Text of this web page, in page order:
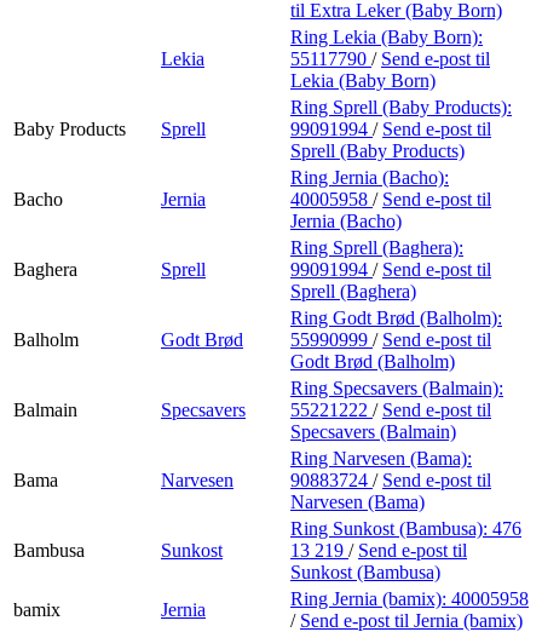
til Extra Leker (Baby Born)
Lekia
Ring Lekia (Baby Born):
55117790 / Send e-post til
Lekia (Baby Born)
Baby Products Sprell
Ring Sprell (Baby Products):
99091994 / Send e-post til
Sprell (Baby Products)
Bacho Jernia
Ring Jernia (Bacho):
40005958 / Send e-post til
Jernia (Bacho)
Baghera Sprell
Ring Sprell (Baghera):
99091994 / Send e-post til
Sprell (Baghera)
Balholm Godt Brød
Ring Godt Brød (Balholm):
55990999 / Send e-post til
Godt Brød (Balholm)
Balmain Specsavers
Ring Specsavers (Balmain):
55221222 / Send e-post til
Specsavers (Balmain)
Bama Narvesen
Ring Narvesen (Bama):
90883724 / Send e-post til
Narvesen (Bama)
Bambusa Sunkost
Ring Sunkost (Bambusa): 476
13 219 / Send e-post til
Sunkost (Bambusa)
bamix
Jernia
Ring Jernia (bamix): 40005958
/ Send e-post til Jernia (bamix)